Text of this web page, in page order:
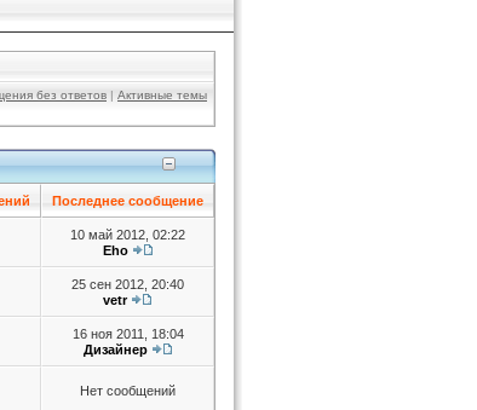
без ответов | Активные темы
Последнее сообщение
10 май 2012, 02:22
Eho
25 сен 2012, 20:40
vetr
16 ноя 2011, 18:04
Дизайнер
Нет сообщений